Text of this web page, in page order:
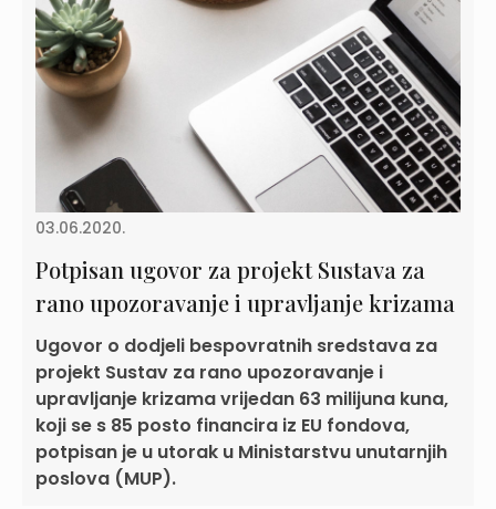
03.06.2020.
Potpisan ugovor za projekt Sustava za
rano upozoravanje i upravljanje krizama
Ugovor o dodjeli bespovratnih sredstava za
projekt Sustav za rano upozoravanje i
upravljanje krizama vrijedan 63 milijuna kuna,
koji se s 85 posto financira iz EU fondova,
potpisan je u utorak u Ministarstvu unutarnjih
poslova (MUP).